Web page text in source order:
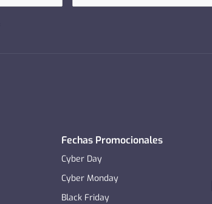
Fechas Promocionales
Cyber Day
Cyber Monday
Black Friday